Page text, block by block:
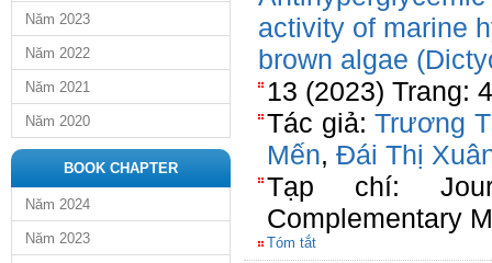
Năm 2023
Năm 2022
Năm 2021
Năm 2020
BOOK CHAPTER
Năm 2024
Năm 2023
activity of marine
brown algae
13 (2023) Trang:
Tác giả:Trương
Mến, Đái Thị
Tạp chí:
Complementary
Tóm tắt